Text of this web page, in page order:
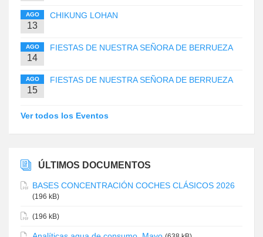
AGO
13
CHIKUNG LOHAN
AGO
14
FIESTAS DE NUESTRA SEÑORA DE BERRUEZA
AGO
15
FIESTAS DE NUESTRA SEÑORA DE BERRUEZA
Ver todos los Eventos
ÚLTIMOS DOCUMENTOS
BASES CONCENTRACIÓN COCHES CLÁSICOS 2026
(196 kB)
(196 kB)